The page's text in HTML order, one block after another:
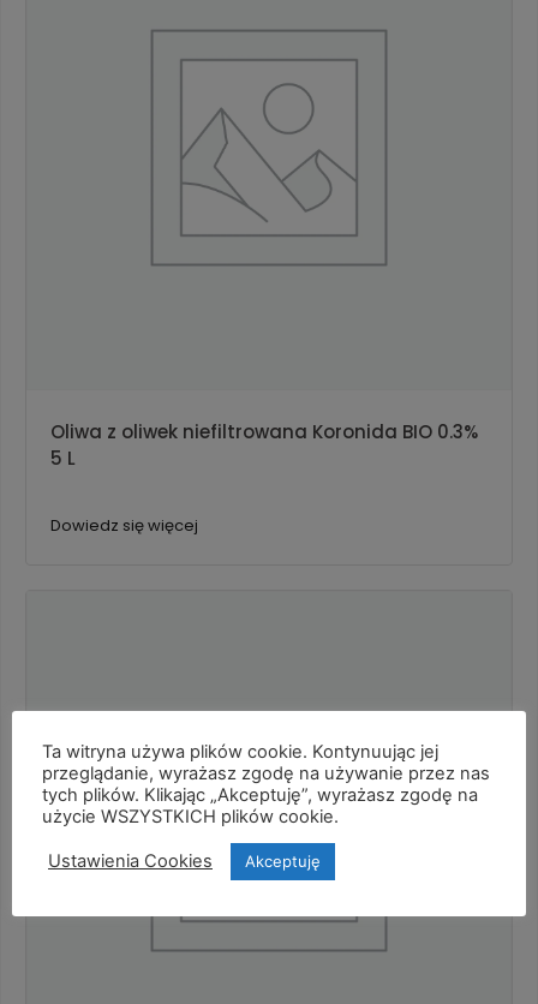
Oliwa z oliwek niefiltrowana Koronida BIO 0.3%
5 L
Dowiedz się więcej
Ta witryna używa plików cookie. Kontynuując jej
przeglądanie, wyrażasz zgodę na używanie przez nas
tych plików. Klikając „Akceptuję”, wyrażasz zgodę na
użycie WSZYSTKICH plików cookie.
Ustawienia Cookies Akceptuję